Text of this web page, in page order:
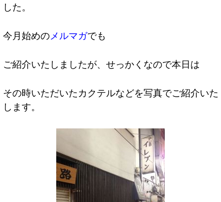
した。
今月始めのメルマガでも
ご紹介いたしましたが、せっかくなので本日は
その時いただいたカクテルなどを写真でご紹介いた
します。